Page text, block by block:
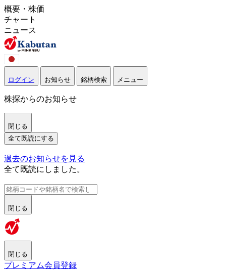
概要・株価
チャート
ニュース
ログイン お知らせ 銘柄検索 メニュー
株探からのお知らせ
閉じる
全て既読にする
過去のお知らせを見る
全て既読にしました。
閉じる
閉じる
プレミアム会員登録